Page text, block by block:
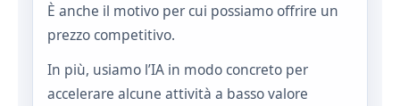
È anche il motivo per cui possiamo offrire un
prezzo competitivo.
In più, usiamo l’IA in modo concreto per
accelerare alcune attività a basso valore